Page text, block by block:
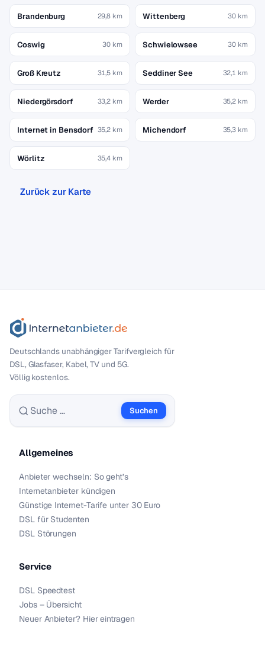
Brandenburg 29,8 km Wittenberg 30 km
Coswig 30 km Schwielowsee 30 km
Groß Kreutz 31,5 km Seddiner See 32,1 km
Niedergörsdorf 33,2 km Werder 35,2 km
Internet in Bensdorf 35,2 km Michendorf 35,3 km
Wörlitz 35,4 km
Zurück zur Karte
Deutschlands unabhängiger Tarif­vergleich für
DSL, Glasfaser, Kabel, TV und 5G.
Völlig kostenlos.
Suche nach:
Suchen
Allgemeines
Anbieter wechseln: So geht’s
Internetanbieter kündigen
Günstige Internet-Tarife unter 30 Euro
DSL für Studenten
DSL Störungen
Service
DSL Speedtest
Jobs – Übersicht
Neuer Anbieter? Hier eintragen